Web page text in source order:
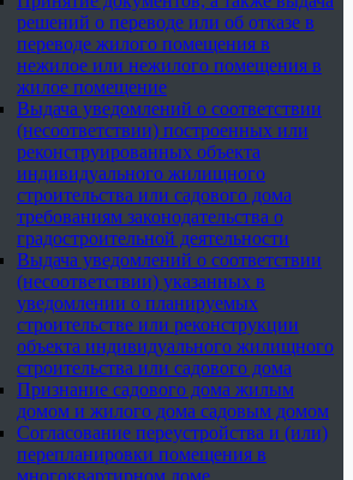
решений о переводе или об отказе в
переводе жилого помещения в
нежилое или нежилого помещения в
жилое помещение
Выдача уведомлений о соответствии
(несоответствии) построенных или
реконструированных объекта
индивидуального жилищного
строительства или садового дома
требованиям законодательства о
градостроительной деятельности
Выдача уведомлений о соответствии
(несоответствии) указанных в
уведомлении о планируемых
строительстве или реконструкции
объекта индивидуального жилищного
строительства или садового дома
Признание садового дома жилым
домом и жилого дома садовым домом
Согласование переустройства и (или)
перепланировки помещения в
многоквартирном доме